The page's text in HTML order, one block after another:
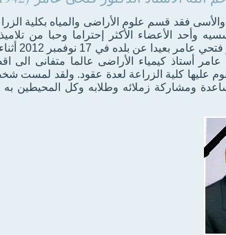
فقد قسم علوم الأراضى والمياه بكلية
وأحد الأعضاء الأكثر إحتراما وحبا من
الأستاذ
أستاذ كيمياء الأراضى عالما متفانى الى
عليها كلية الزراعة لعدة عقود. ولقد لمست
ومشاركة زملائه وطلابه وكل المحيطين به